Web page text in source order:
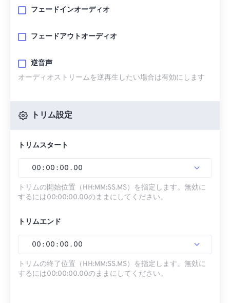
フェードインオーディオ
フェードアウトオーディオ
逆音声
オーディオストリームを逆再生したい場合は有効にします
トリム設定
トリムスタート
00 : 00 : 00 . 00
トリムの開始位置（HH:MM:SS.MS）を指定します。無効に
するには00:00:00.00のままにしてください。
トリムエンド
00 : 00 : 00 . 00
トリムの終了位置（HH:MM:SS.MS）を指定します。無効に
するには00:00:00.00のままにしてください。